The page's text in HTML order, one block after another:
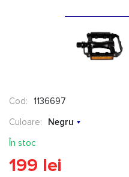
Cod:
1136697
Culoare:
Negru
În stoc
199 lei